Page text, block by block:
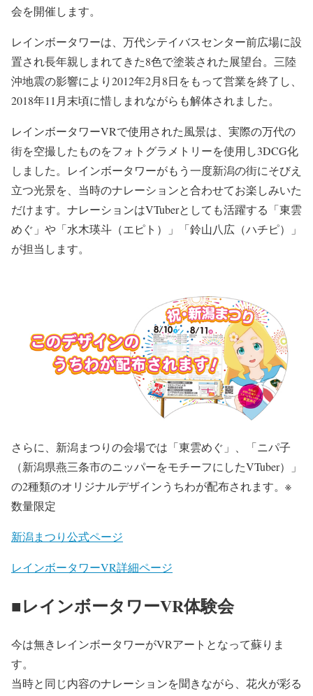
会を開催します。
レインボータワーは、万代シテイバスセンター前広場に設
置され長年親しまれてきた8色で塗装された展望台。三陸
沖地震の影響により2012年2月8日をもって営業を終了し、
2018年11月末頃に惜しまれながらも解体されました。
レインボータワーVRで使用された風景は、実際の万代の
街を空撮したものをフォトグラメトリーを使用し3DCG化
しました。レインボータワーがもう一度新潟の街にそびえ
立つ光景を、当時のナレーションと合わせてお楽しみいた
だけます。ナレーションはVTuberとしても活躍する「東雲
めぐ」や「水木瑛斗（エピト）」「鈴山八広（ハチピ）」
が担当します。
さらに、新潟まつりの会場では「東雲めぐ」、「ニパ子
（新潟県燕三条市のニッパーをモチーフにしたVTuber）」
の2種類のオリジナルデザインうちわが配布されます。※
数量限定
新潟まつり公式ページ
レインボータワーVR詳細ページ
■レインボータワーVR体験会
今は無きレインボータワーがVRアートとなって蘇りま
す。
当時と同じ内容のナレーションを聞きながら、花火が彩る